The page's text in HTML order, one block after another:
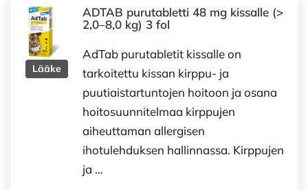
Lääke
ADTAB purutabletti 48 mg kissalle (>
2,0–8,0 kg) 3 fol
AdTab purutabletit kissalle on
tarkoitettu kissan kirppu- ja
puutiaistartuntojen hoitoon ja osana
hoitosuunnitelmaa kirppujen
aiheuttaman allergisen
ihotulehduksen hallinnassa. Kirppujen
ja …